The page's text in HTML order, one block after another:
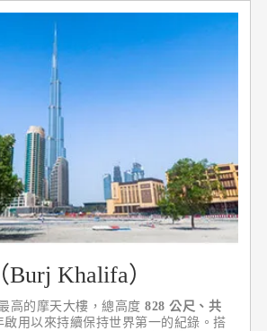
Khalifa）
高的摩天大樓，總高度828 公尺、共
啟用以來持續保持世界第一的紀錄。搭